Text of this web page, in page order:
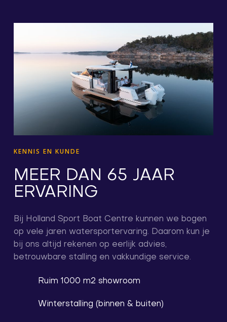
KENNIS EN KUNDE
MEER DAN 65 JAAR
ERVARING
Bij Holland Sport Boat Centre kunnen we bogen
op vele jaren watersportervaring. Daarom kun je
bij ons altijd rekenen op eerlijk advies,
betrouwbare stalling en vakkundige service.
Ruim 1000 m2 showroom
Winterstalling (binnen & buiten)